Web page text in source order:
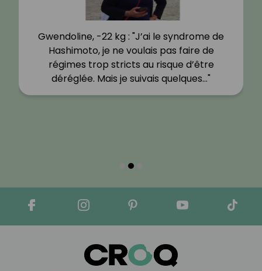
Gwendoline, -22 kg : "J’ai le syndrome de
Hashimoto, je ne voulais pas faire de
régimes trop stricts au risque d’être
déréglée. Mais je suivais quelques…"